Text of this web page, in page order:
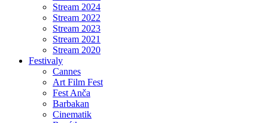
Stream 2024
Stream 2022
Stream 2023
Stream 2021
Stream 2020
Festivaly
Cannes
Art Film Fest
Fest Anča
Barbakan
Cinematik